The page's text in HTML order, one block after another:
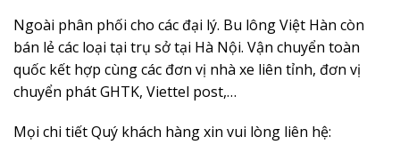
Ngoài phân phối cho các đại lý. Bu lông Việt Hàn còn
bán lẻ các loại tại trụ sở tại Hà Nội. Vận chuyển toàn
quốc kết hợp cùng các đơn vị nhà xe liên tỉnh, đơn vị
chuyển phát GHTK, Viettel post,…
Mọi chi tiết Quý khách hàng xin vui lòng liên hệ: